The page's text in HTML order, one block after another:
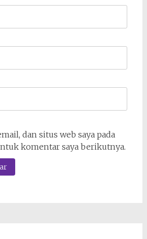
dan situs web saya pada
komentar saya berikutnya.